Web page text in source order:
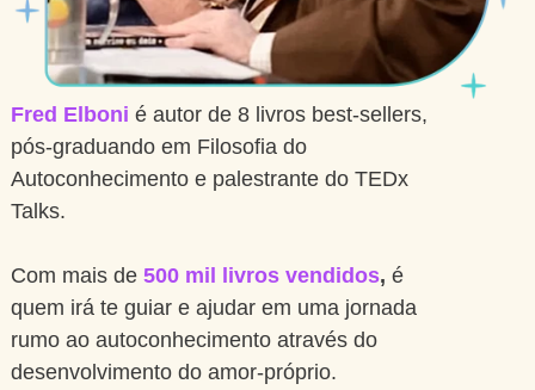
Fred Elboni é autor de 8 livros best-sellers,
pós-graduando em Filosofia do
Autoconhecimento e palestrante do TEDx
Talks.
Com mais de 500 mil livros vendidos, é
quem irá te guiar e ajudar em uma jornada
rumo ao autoconhecimento através do
desenvolvimento do amor-próprio.